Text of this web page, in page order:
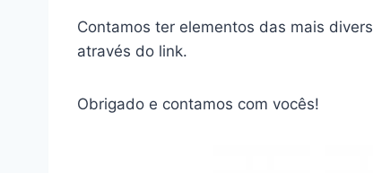
Contamos ter elementos das mais
através do link.
Obrigado e contamos com vocês!